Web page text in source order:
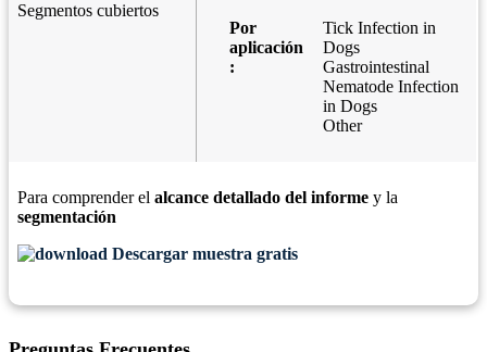
Segmentos cubiertos
Por
aplicación
:
Tick Infection in
Dogs
Gastrointestinal
Nematode Infection
in Dogs
Other
Para comprender el alcance detallado del informe y la
segmentación
Descargar muestra gratis